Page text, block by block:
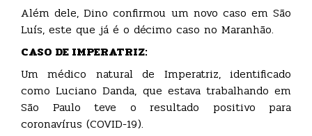
Além dele, Dino confirmou um novo caso em São
Luís, este que já é o décimo caso no Maranhão.
CASO DE IMPERATRIZ:
Um médico natural de Imperatriz, identificado
como Luciano Danda, que estava trabalhando em
São Paulo teve o resultado positivo para
coronavírus (COVID-19).